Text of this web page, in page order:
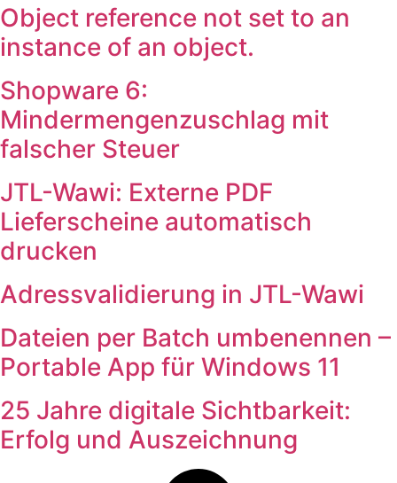
Object reference not set to an
instance of an object.
Shopware 6:
Mindermengenzuschlag mit
falscher Steuer
JTL-Wawi: Externe PDF
Lieferscheine automatisch
drucken
Adressvalidierung in JTL-Wawi
Dateien per Batch umbenennen –
Portable App für Windows 11
25 Jahre digitale Sichtbarkeit:
Erfolg und Auszeichnung